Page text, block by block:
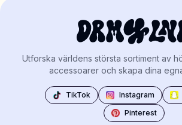
Utforska världens största sortiment av
accessoarer och skapa dina
TikTok Instagram
Pinterest